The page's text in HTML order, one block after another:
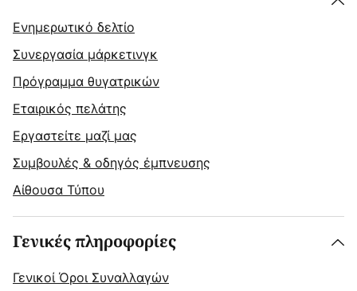
Ενημερωτικό δελτίο
Συνεργασία μάρκετινγκ
Πρόγραμμα θυγατρικών
Εταιρικός πελάτης
Εργαστείτε μαζί μας
Συμβουλές & οδηγός έμπνευσης
Αίθουσα Τύπου
Γενικές πληροφορίες
Γενικοί Όροι Συναλλαγών